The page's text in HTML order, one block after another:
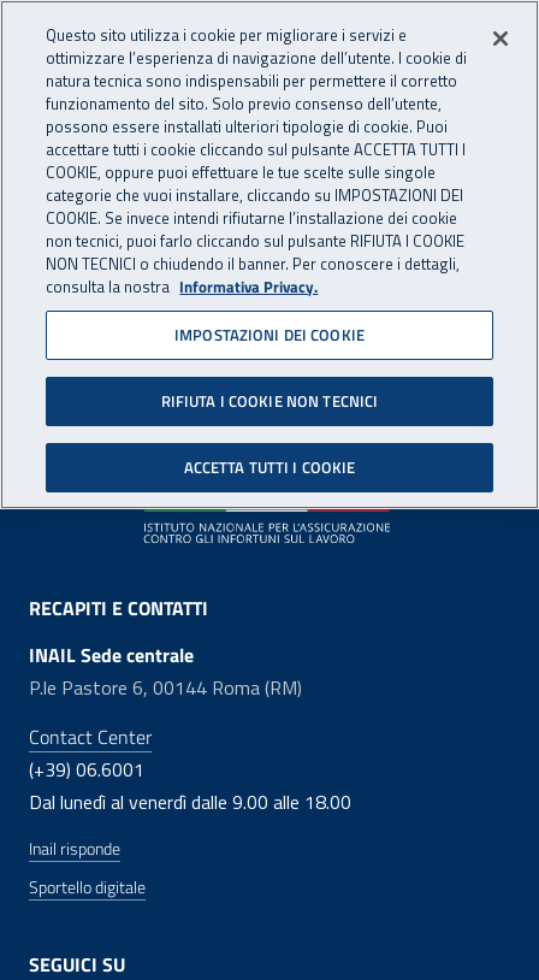
INAIL - Istituto Nazionale
Apri cerca
Navigazione principale
Pagina non disponibile
Il contenuto non è stato trovato. Per continuare la
navigazione è possibile ritornare alla
Footer
RECAPITI E CONTATTI
INAIL Sede centrale
P.le Pastore 6, 00144 Roma (RM)
Contact Center
(+39) 06.6001
Dal lunedì al venerdì dalle 9.00 alle 18.00
Inail risponde
Sportello digitale
SEGUICI SU
Questo sito utilizza i cookie per migliorare i servizi e
ottimizzare l’esperienza di navigazione dell’utente. I cookie di
natura tecnica sono indispensabili per permettere il corretto
funzionamento del sito. Solo previo consenso dell’utente,
possono essere installati ulteriori tipologie di cookie. Puoi
accettare tutti i cookie cliccando sul pulsante ACCETTA TUTTI I
COOKIE, oppure puoi effettuare le tue scelte sulle singole
categorie che vuoi installare, cliccando su IMPOSTAZIONI DEI
COOKIE. Se invece intendi rifiutarne l’installazione dei cookie
non tecnici, puoi farlo cliccando sul pulsante RIFIUTA I COOKIE
NON TECNICI o chiudendo il banner. Per conoscere i dettagli,
consulta la nostra Informativa Privacy.
IMPOSTAZIONI DEI COOKIE
RIFIUTA I COOKIE NON TECNICI
ACCETTA TUTTI I COOKIE